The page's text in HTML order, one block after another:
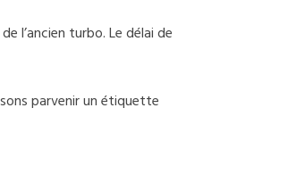
l’ancien turbo. Le délai de
parvenir un étiquette